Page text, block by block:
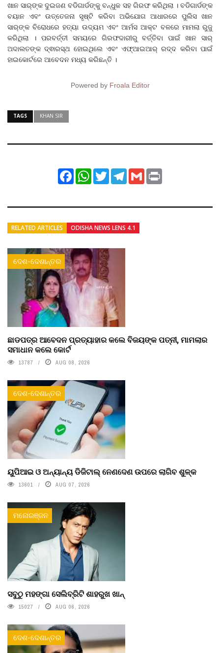
ଖାନ ସାର୍‌ଙ୍କ ଦୁଇଜଣ ବଡିଗାର୍ଡଙ୍କୁ ବନ୍ଧୁକ ସହ ଗିରଫ କରିଥିଲା । ବଡିଗାର୍ଡଙ୍କ
ବୟାନ ଏବଂ ଉତ୍ତେଜନା ସୃଷ୍ଟି କରିବା ଅଭିଯୋଗ ଆଧାରରେ ପୁଲିସ ଖାନ
ସାର୍‌ଙ୍କ ବିରୋଧରେ ହତ୍ୟା ଉଦ୍ୟମ ଏବଂ ଆର୍ମସ ଆକ୍ଟ ବଳରେ ମାମଲା ରୁଜୁ
କରିଥିଲା । ପରବର୍ତ୍ତୀ ସମୟରେ ଗିରଫଦାରୀରୁ ବର୍ତ୍ତିବା ପାଇଁ ଖାନ ସାର୍
ଅଦାଲତଙ୍କ ଦ୍ଵାରସ୍ଥ ହୋଇଥିଲେ ଏବଂ ଏଫ୍‌ଆଇଆର୍ ରଦ୍ଦ କରିବା ପାଇଁ
ହାଇକୋର୍ଟରେ ଆବେଦନ ମଧ୍ୟ କରିଛନ୍ତି ।
Powered by Froala Editor
TAGS KHAN SIR
FacebookWhatsApp
TwitterTelegram
Gmail
RELATED ARTICLES ODISHA NEWS LENS 4.1
ଦେଶ-ଦେଶାନ୍ତର
ଛାଡପତ୍ର ଆବେଦନ ପ୍ରତ୍ୟାହାର କଲେ ବିଜୟଙ୍କ ପତ୍ନୀ, ମାମଲାର
ସମାଧାନ କଲେ କୋର୍ଟ
13787 AUG 08, 2026
ଦେଶ-ଦେଶାନ୍ତର
ୟୁପିଆଇ ଓ ଅନ୍ୟାନ୍ୟ ଡିଜିଟାଲ୍ ନେଣଦେଣ ଉପରେ ଲାଗିବ ଶୁଳ୍କ
13601 AUG 07, 2026
ମନୋରଞ୍ଜନ
ସବୁଠୁ ମହଙ୍ଗା ସେଲିବ୍ରିଟି ଶାହରୁଖ ଖାନ୍
15027 AUG 06, 2026
ଦେଶ-ଦେଶାନ୍ତର